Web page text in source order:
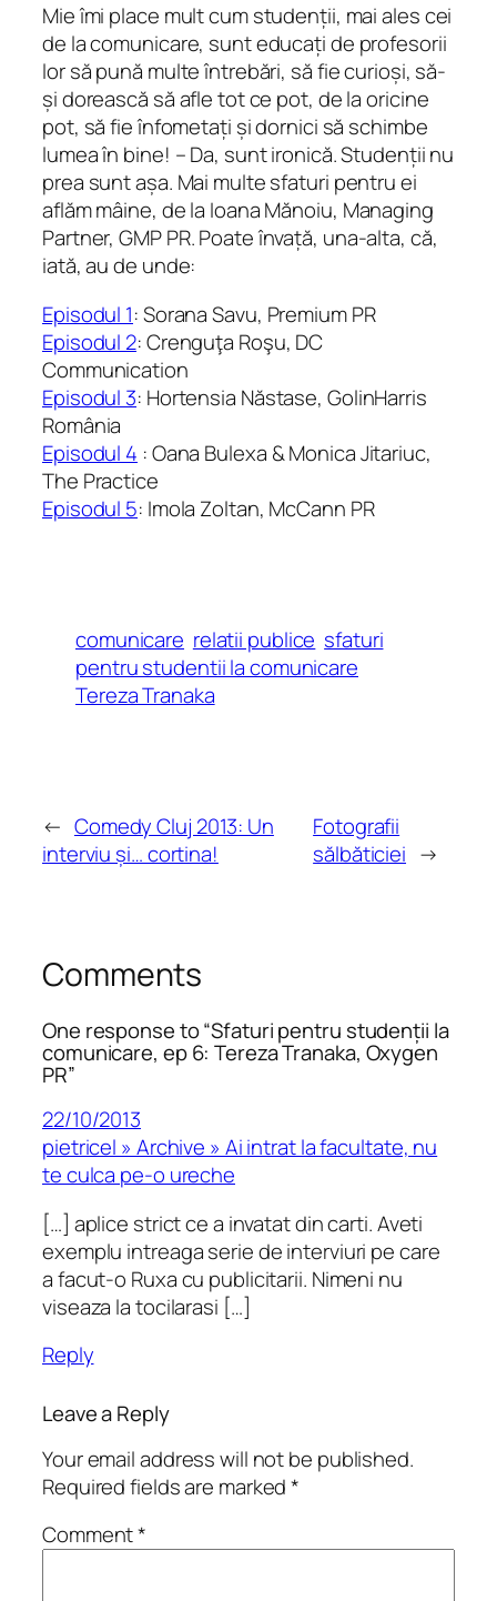
Mie îmi place mult cum studenții, mai ales cei
de la comunicare, sunt educați de profesorii
lor să pună multe întrebări, să fie curioși, să-
și dorească să afle tot ce pot, de la oricine
pot, să fie înfometați și dornici să schimbe
lumea în bine! – Da, sunt ironică. Studenții nu
prea sunt așa. Mai multe sfaturi pentru ei
aflăm mâine, de la Ioana Mănoiu, Managing
Partner, GMP PR. Poate învață, una-alta, că,
iată, au de unde:
Episodul 1: Sorana Savu, Premium PR
Episodul 2: Crenguţa Roşu, DC
Communication
Episodul 3: Hortensia Năstase, GolinHarris
România
Episodul 4 : Oana Bulexa & Monica Jitariuc,
The Practice
Episodul 5: Imola Zoltan, McCann PR
comunicare relatii publice sfaturi
pentru studentii la comunicare
Tereza Tranaka
← Comedy Cluj 2013: Un
interviu și… cortina!
Fotografii
sălbăticiei →
Comments
One response to “Sfaturi pentru studenții la
comunicare, ep 6: Tereza Tranaka, Oxygen
PR”
22/10/2013
pietricel » Archive » Ai intrat la facultate, nu
te culca pe-o ureche
[…] aplice strict ce a invatat din carti. Aveti
exemplu intreaga serie de interviuri pe care
a facut-o Ruxa cu publicitarii. Nimeni nu
viseaza la tocilarasi […]
Reply
Leave a Reply
Your email address will not be published.
Required fields are marked*
Comment*